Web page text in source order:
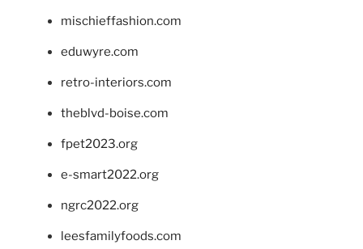
mischieffashion.com
eduwyre.com
retro-interiors.com
theblvd-boise.com
fpet2023.org
e-smart2022.org
ngrc2022.org
leesfamilyfoods.com